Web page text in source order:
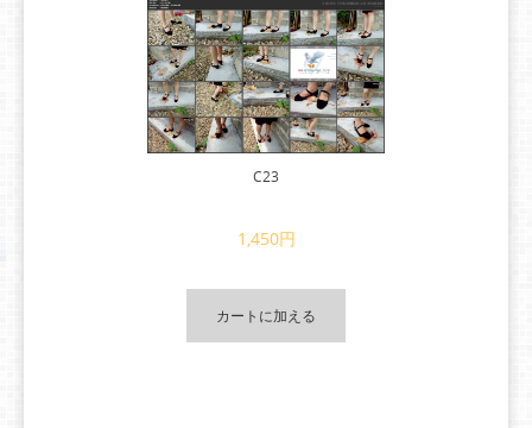
C23
1,450円
カートに加える